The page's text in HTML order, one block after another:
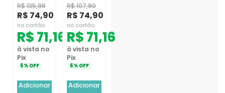
R$135,98
R$ 74,90
no cartão
R$71,16
à vista no
Pix
5% OFF
Adicionar
R$107,90
R$ 74,90
no cartão
R$71,16
à vista no
Pix
5% OFF
Adicionar